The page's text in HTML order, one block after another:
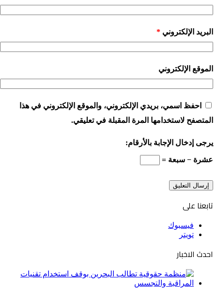
البريد الإلكتروني *
الموقع الإلكتروني
احفظ اسمي، بريدي الإلكتروني، والموقع الإلكتروني في هذا
المتصفح لاستخدامها المرة المقبلة في تعليقي.
يرجى إدخال الإجابة بالأرقام:
عشرة − سبعة =
تابعنا على
فيسبوك
تويتر
احدث الاخبار